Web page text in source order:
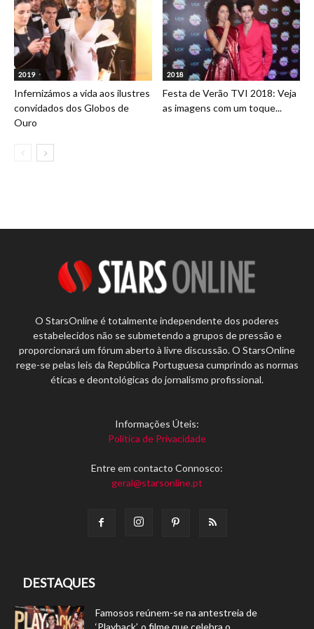
2019
Infernizámos a vida aos ilustres
convidados dos Globos de
Ouro
2018
Festa de Verão TVI 2018: Veja
as imagens com um toque...
O StarsOnline é totalmente independente dos poderes
estabelecidos não se submetendo a grupos de pressão e
proporcionará um fórum aberto à livre discussão. O StarsOnline
rege-se pelas leis da República Portuguesa cumprindo as normas
éticas e deontológicas do jornalismo profissional.
Informações Úteis:
Política de Privacidade
Entre em contacto Connosco:
geral@starsonline.pt
DESTAQUES
Famosos reúnem-se na antestreia de